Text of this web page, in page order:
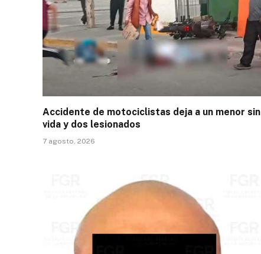
Accidente de motociclistas deja a un menor sin
vida y dos lesionados
7 agosto, 2026